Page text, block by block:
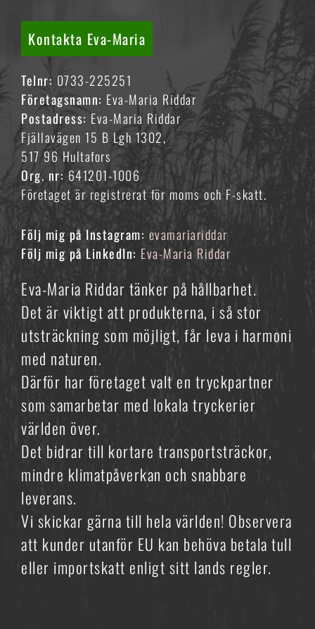
Kontakta Eva-Maria
Telnr: 0733-225251
Företagsnamn: Eva-Maria Riddar
Postadress: Eva-Maria Riddar
Fjällavägen 15 B Lgh 1302,
517 96 Hultafors
Org. nr: 641201-1006
Företaget är registrerat för moms och F-skatt.
Följ mig på Instagram: evamariariddar
Följ mig på LinkedIn: Eva-Maria Riddar
Eva-Maria Riddar tänker på hållbarhet.
Det är viktigt att produkterna, i så stor
utsträckning som möjligt, får leva i harmoni
med naturen.
Därför har företaget valt en tryckpartner
som samarbetar med lokala tryckerier
världen över.
Det bidrar till kortare transportsträckor,
mindre klimatpåverkan och snabbare
leverans.
Vi skickar gärna till hela världen! Observera
att kunder utanför EU kan behöva betala tull
eller importskatt enligt sitt lands regler.